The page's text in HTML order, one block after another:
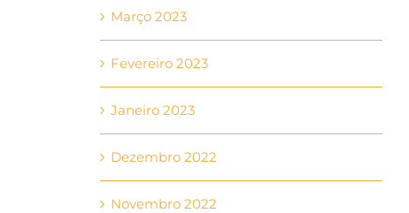
Março 2023
Fevereiro 2023
Janeiro 2023
Dezembro 2022
Novembro 2022